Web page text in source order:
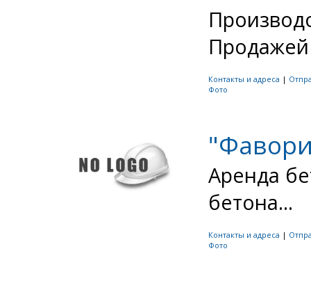
Контакты и адреса |
Фото
Аренда
бетона...
Контакты и адреса |
Фото